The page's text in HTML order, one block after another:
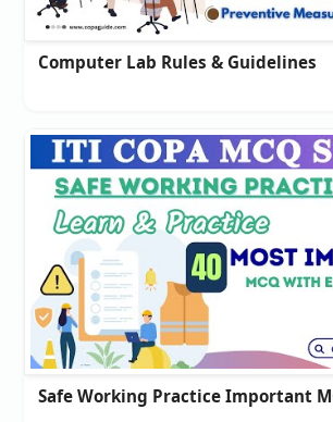
Computer Lab Rules & Guidelines
Safe Working Practice Important